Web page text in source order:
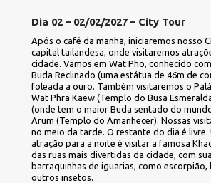
Dia 02 – 02/02/2027 – City Tour
Após o café da manhã, iniciaremos nosso
capital tailandesa, onde visitaremos
cidade. Vamos em Wat Pho, conhecido
Buda Reclinado (uma estátua de 46m de
foleada a ouro. Também visitaremos o
Wat Phra Kaew (Templo do Busa
(onde tem o maior Buda sentado do
Arum (Templo do Amanhecer). Nossas
no meio da tarde. O restante do dia é livre.
atração para a noite é visitar a famosa
das ruas mais divertidas da cidade, com
barraquinhas de iguarias, como escorpião,
outros insetos.